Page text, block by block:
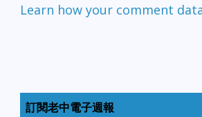
Learn how your comment
訂閱老中電子週報